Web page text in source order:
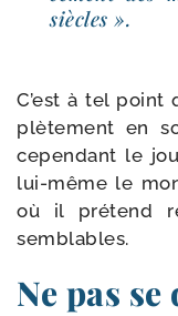
siècles ».
C’est à tel
plè­te­ment en
cepen­dant le
lui-​même le
où il pré­tend
semblables.
Ne pas